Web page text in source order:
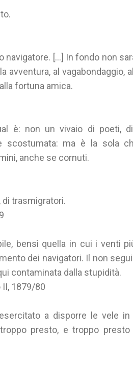
[…] In fondo non
avventura, al vagabondaggio,
fortuna amica.
è: non un vivaio di poeti,
scostumata: ma è la sola
anche se cornuti.
di trasmigratori.
bensì quella in cui i venti
dei navigatori. Il non
contaminata dalla stupidità.
II, 1879/80
a disporre le vele
presto, e troppo presto